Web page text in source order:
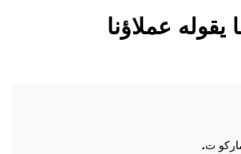
يقوله عملاؤنا
ت.